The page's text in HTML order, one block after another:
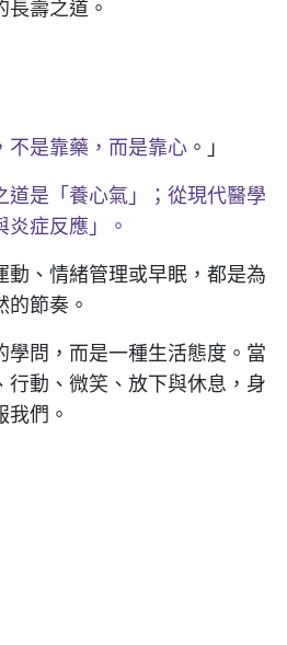
壽之道。
不是靠藥，而是靠心 。」
是「養心氣」；從現代醫學
症反應」。
動、情緒管理或早眠，都是為
節奏。
問，而是一種生活態度。當
行動、微笑、放下與休息，身
們。